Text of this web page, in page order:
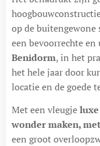
op de buitengewone
een bevoorrechte
Benidorm, in het
het hele jaar door
locatie en de goede
Met een vleugje
wonder maken,
een groot